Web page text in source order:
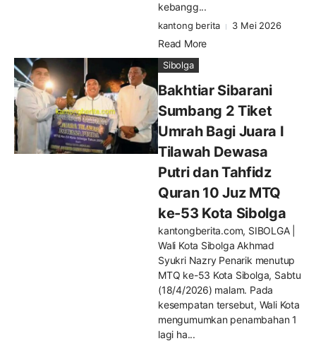
kebangg...
kantong berita 3 Mei 2026
Read More
Sibolga
Bakhtiar Sibarani
Sumbang 2 Tiket
Umrah Bagi Juara I
Tilawah Dewasa
Putri dan Tahfidz
Quran 10 Juz MTQ
ke-53 Kota Sibolga
kantongberita.com, SIBOLGA |
Wali Kota Sibolga Akhmad
Syukri Nazry Penarik menutup
MTQ ke-53 Kota Sibolga, Sabtu
(18/4/2026) malam. Pada
kesempatan tersebut, Wali Kota
mengumumkan penambahan 1
lagi ha...